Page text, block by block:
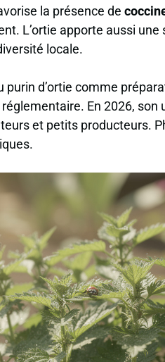
la présence de
L’ortie apporte aussi
locale.
purin d’ortie comme
En 2026, son
et petits producteurs.